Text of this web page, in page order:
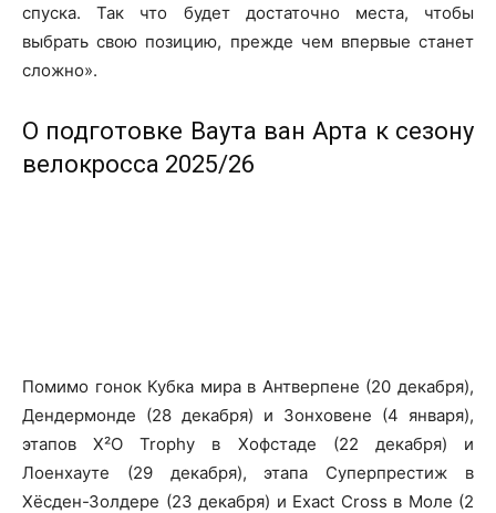
спуска. Так что будет достаточно места, чтобы
выбрать свою позицию, прежде чем впервые станет
сложно».
О подготовке Ваута ван Арта к сезону
велокросса 2025/26
Помимо гонок Кубка мира в Антверпене (20 декабря),
Дендермонде (28 декабря) и Зонховене (4 января),
этапов X²O Trophy в Хофстаде (22 декабря) и
Лоенхауте (29 декабря), этапа Суперпрестиж в
Хёсден-Золдере (23 декабря) и Exact Cross в Моле (2